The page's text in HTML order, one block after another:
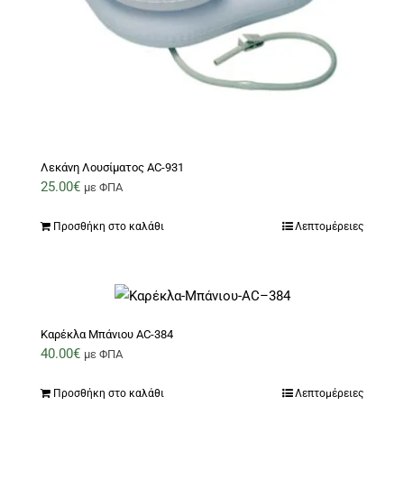
στη
σελίδα
Λεκάνη Λουσίματος AC-931
25.00€ με ΦΠΑ
Προσθήκη στο καλάθι Λεπτομέρειες
Καρέκλα Μπάνιου AC-384
40.00€ με ΦΠΑ
Προσθήκη στο καλάθι Λεπτομέρειες